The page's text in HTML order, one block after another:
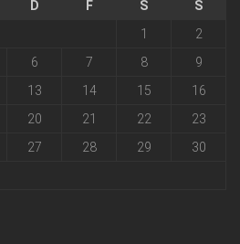
D F S
S
1
2
6 7 8
9
13 14 15
16
20 21 22
23
27 28 29
30